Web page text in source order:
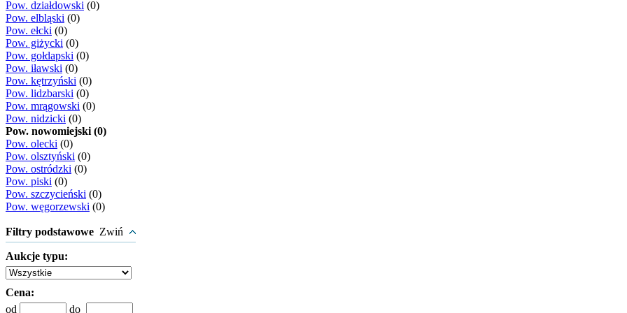
Pow. działdowski (0)
Pow. elbląski (0)
Pow. ełcki (0)
Pow. giżycki (0)
Pow. gołdapski (0)
Pow. iławski (0)
Pow. kętrzyński (0)
Pow. lidzbarski (0)
Pow. mrągowski (0)
Pow. nidzicki (0)
Pow. nowomiejski (0)
Pow. olecki (0)
Pow. olsztyński (0)
Pow. ostródzki (0)
Pow. piski (0)
Pow. szczycieński (0)
Pow. węgorzewski (0)
Filtry podstawowe Zwiń
Aukcje typu:
Cena:
od
do